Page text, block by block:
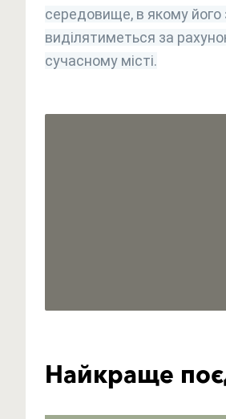
середовище, в якому його
виділятиметься за
сучасному місті.
Найкраще